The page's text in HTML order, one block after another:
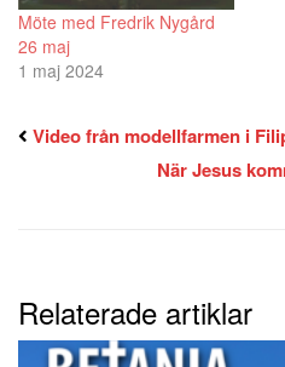
Möte med Fredrik Nygård
26 maj
1 maj 2024
Video från modellfarmen i
När Jesus
Relaterade artiklar